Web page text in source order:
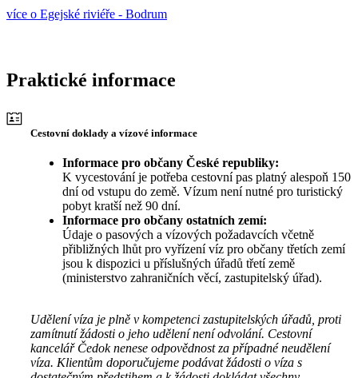
více o Egejské riviéře - Bodrum
Praktické informace
Cestovní doklady a vízové informace
Informace pro občany České republiky:
K vycestování je potřeba cestovní pas platný alespoň 150
dní od vstupu do země. Vízum není nutné pro turistický
pobyt kratší než 90 dní.
Informace pro občany ostatních zemí:
Údaje o pasových a vízových požadavcích včetně
přibližných lhůt pro vyřízení víz pro občany třetích zemí
jsou k dispozici u příslušných úřadů třetí země
(ministerstvo zahraničních věcí, zastupitelský úřad).
Udělení víza je plně v kompetenci zastupitelských úřadů, proti
zamítnutí žádosti o jeho udělení není odvolání. Cestovní
kancelář Čedok nenese odpovědnost za případné neudělení
víza. Klientům doporučujeme podávat žádosti o víza s